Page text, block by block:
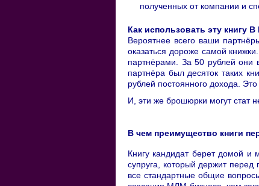
полученных от компании и
Как использовать эту
Вероятнее всего ваши
оказаться дороже самой
партнёрами. За 50 рублей они
партнёра был десяток таких
рублей постоянного дохода.
И, эти же брошюрки могут стат
В чем преимущество книги
Книгу кандидат берет домой и
супруга, который держит перед
все стандартные общие